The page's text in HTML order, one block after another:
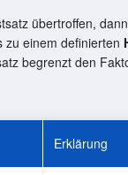
übertroffen,
zu einem definierten
begrenzt den
Erklärung